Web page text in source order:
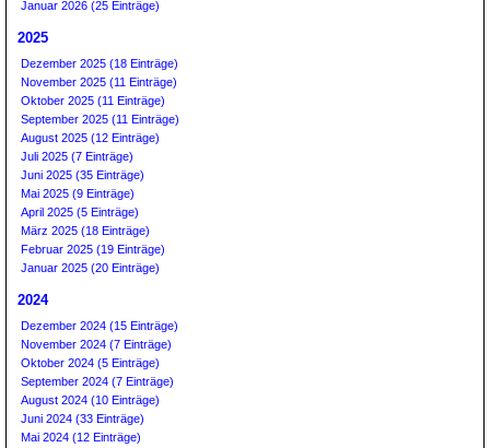
Januar 2026 (25 Einträge)
2025
Dezember 2025 (18 Einträge)
November 2025 (11 Einträge)
Oktober 2025 (11 Einträge)
September 2025 (11 Einträge)
August 2025 (12 Einträge)
Juli 2025 (7 Einträge)
Juni 2025 (35 Einträge)
Mai 2025 (9 Einträge)
April 2025 (5 Einträge)
März 2025 (18 Einträge)
Februar 2025 (19 Einträge)
Januar 2025 (20 Einträge)
2024
Dezember 2024 (15 Einträge)
November 2024 (7 Einträge)
Oktober 2024 (5 Einträge)
September 2024 (7 Einträge)
August 2024 (10 Einträge)
Juni 2024 (33 Einträge)
Mai 2024 (12 Einträge)